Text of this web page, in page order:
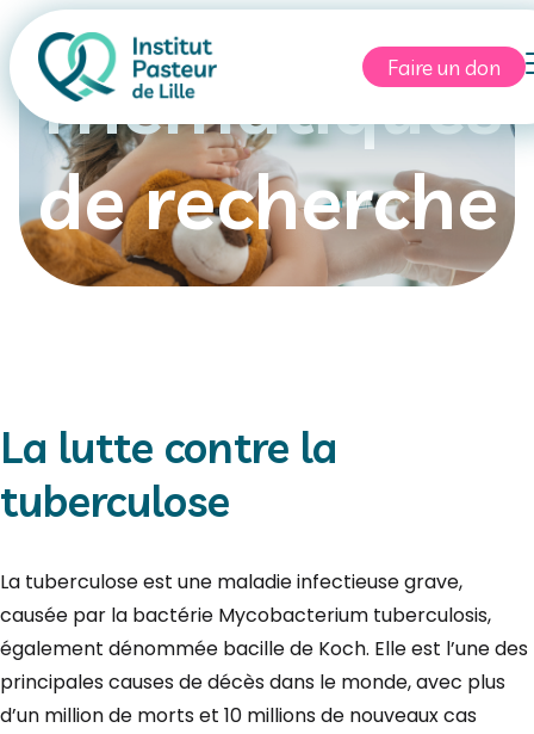
Thématiques
de recherche
Faire un don
La lutte contre la
tuberculose
La tuberculose est une maladie infectieuse grave,
causée par la bactérie Mycobacterium tuberculosis,
également dénommée bacille de Koch. Elle est l’une des
principales causes de décès dans le monde, avec plus
d’un million de morts et 10 millions de nouveaux cas